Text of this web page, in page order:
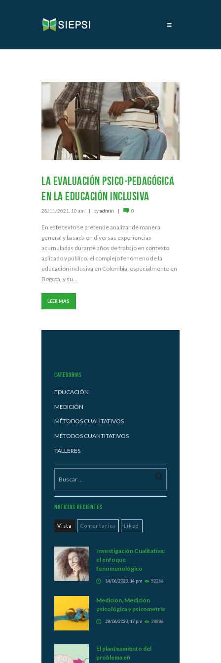
≡
LA EVALUACIÓN PSICO-PEDAGÓGICA
EN LA EDUCACIÓN INCLUSIVA
28/11/2021, 10 am byadmin 0
En este texto se pretende analizar de manera
general y basada en diversas experiencias
acumuladas durante años de trabajo en contexto
aplicado y público, el complejo fenómeno de la
educación inclusiva en Colombia, especialmente en
Bogotá, y su...
LEER MAS
Categorias
EDUCACIÓN
MEDICIÓN
MÉTODOS CUALITATIVOS
MÉTODOS CUANTITATIVOS
TALLERES
Noticias Recientes
Vista Comentarios Liked
Investigación Cualitativa:
el enfoque
fenomenológico
14/06/2023, 14 pm 52266
Medición, Medición
psicológica y psicometría
28/06/2023, 17 pm 38886
El planteamiento del
problema en